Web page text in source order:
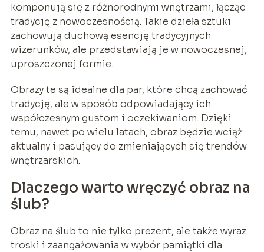
komponują się z różnorodnymi wnętrzami, łącząc
tradycję z nowoczesnością. Takie dzieła sztuki
zachowują duchową esencję tradycyjnych
wizerunków, ale przedstawiają je w nowoczesnej,
uproszczonej formie.
Obrazy te są idealne dla par, które chcą zachować
tradycję, ale w sposób odpowiadający ich
współczesnym gustom i oczekiwaniom. Dzięki
temu, nawet po wielu latach, obraz będzie wciąż
aktualny i pasujący do zmieniających się trendów
wnętrzarskich.
Dlaczego warto wręczyć obraz na
ślub?
Obraz na ślub to nie tylko prezent, ale także wyraz
troski i zaangażowania w wybór pamiątki dla